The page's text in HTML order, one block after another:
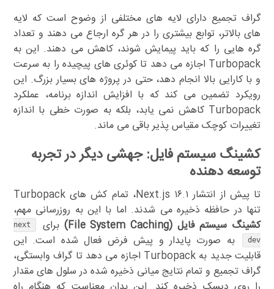
گراف تجمیع دارای لایه های مختلفی از وضوح است که لایه
های بالاتر، توابع بیشتری را در هر گره ارجاع می دهند و تعداد
گره هایی را که باید پیمایش شوند، کاهش می دهند. این به
Turbopack اجازه می دهد تا کوئری های پیچیده را به سرعت
و با کارایی بالا انجام دهد، حتی در پروژه های بسیار بزرگ. این
رویکرد تضمین می کند که با افزایش اندازه برنامه، عملکرد
Turbopack کاهش نمی یابد، بلکه به صورت خطی با اندازه
تغییرات کوچک مقیاس پذیر باقی می ماند.
کشینگ سیستم فایل: جهشی دیگر در تجربه
توسعه دهنده
تا پیش از انتشار Next.js ۱۶.۱، تمام کش های Turbopack
تنها در حافظه ذخیره می شدند. اما با این به روزرسانی مهم،
کشینگ سیستم فایل (File System Caching)
برای
next
dev
به صورت پایدار و پیش فرض فعال شده است. این
قابلیت جدید به Turbopack اجازه می دهد تا گراف وابستگی،
گراف تجمیع و تمام نتایج میانی ذخیره شده در سلول های مقدار